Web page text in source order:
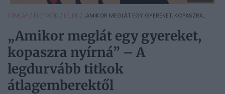
CÍMLAP / ÉLETMÓD / LÉLEK / „AMIKOR MEGLÁT EGY GYEREKET, KOPASZRA...
„Amikor meglát egy gyereket,
kopaszra nyírná” – A
legdurvább titkok
átlagemberektől